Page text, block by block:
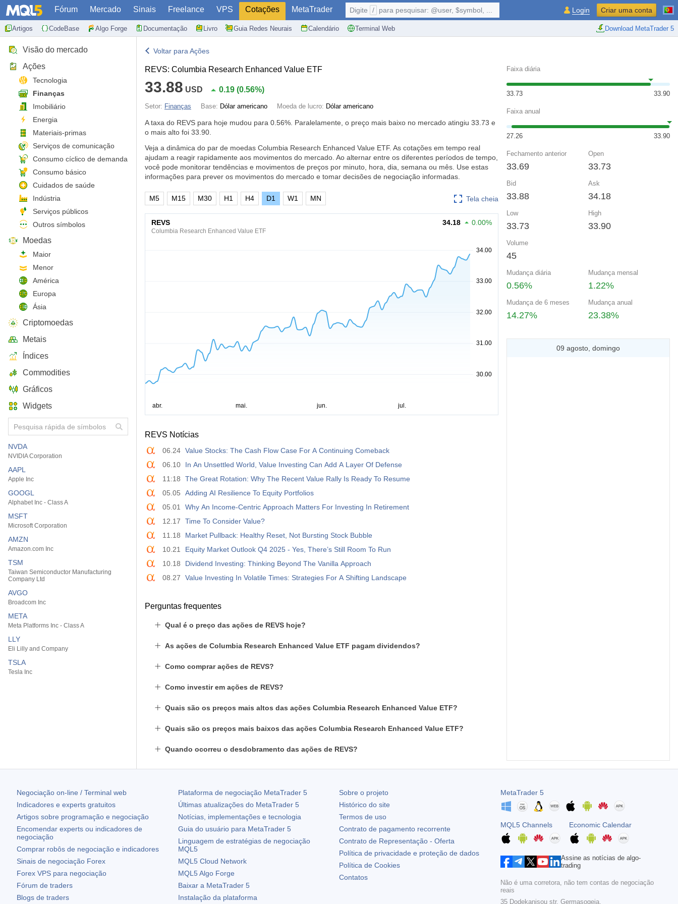
Fórum Mercado Sinais Freelance VPS Cotações MetaTrader
Artigos CodeBase Algo Forge Documentação Livro Guia Redes Neurais Calendário Terminal Web Download MetaTrader 5
Digite / para pesquisar: @user, $symbol, ... Login Criar uma conta
Visão do mercado
Ações
Tecnologia
Finanças
Imobiliário
Energia
Materiais-primas
Serviços de comunicação
Consumo cíclico de demanda
Consumo básico
Cuidados de saúde
Indústria
Serviços públicos
Outros símbolos
Moedas
Maior
Menor
América
Europa
Ásia
Criptomoedas
Metais
Índices
Commodities
Gráficos
Widgets
NVDA
NVIDIA Corporation
AAPL
Apple Inc
GOOGL
Alphabet Inc - Class A
MSFT
Microsoft Corporation
AMZN
Amazon.com Inc
TSM
Taiwan Semiconductor Manufacturing
Company Ltd
AVGO
Broadcom Inc
META
Meta Platforms Inc - Class A
LLY
Eli Lilly and Company
TSLA
Tesla Inc
Voltar para Ações
REVS: Columbia Research Enhanced Value ETF
33.88 USD 0.19 (0.56%)
Setor: Finanças Base: Dólar americano Moeda de lucro: Dólar americano
A taxa do REVS para hoje mudou para 0.56% . Paralelamente, o preço mais baixo no mercado atingiu 33.73 e
o mais alto foi 33.90.
Veja a dinâmica do par de moedas Columbia Research Enhanced Value ETF. As cotações em tempo real
ajudam a reagir rapidamente aos movimentos do mercado. Ao alternar entre os diferentes períodos de tempo,
você pode monitorar tendências e movimentos de preços por minuto, hora, dia, semana ou mês. Use estas
informações para prever os movimentos do mercado e tomar decisões de negociação informadas.
Tela cheia
M5 M15 M30 H1 H4 D1 W1 MN
REVS
Columbia Research Enhanced Value ETF
34.18 0.00%
REVS Notícias
06.24 Value Stocks: The Cash Flow Case For A Continuing Comeback
06.10
In An Unsettled World, Value Investing Can Add A Layer Of Defense
11:18
The Great Rotation: Why The Recent Value Rally Is Ready To Resume
05.05
Adding AI Resilience To Equity Portfolios
05.01
Why An Income-Centric Approach Matters For Investing In Retirement
12.17
Time To Consider Value?
11.18
Market Pullback: Healthy Reset, Not Bursting Stock Bubble
10.21
Equity Market Outlook Q4 2025 - Yes, There’s Still Room To Run
10.18
Dividend Investing: Thinking Beyond The Vanilla Approach
08.27
Value Investing In Volatile Times: Strategies For A Shifting Landscape
Perguntas frequentes
Qual é o preço das ações de REVS hoje?
As ações de Columbia Research Enhanced Value ETF pagam dividendos?
Como comprar ações de REVS?
Como investir em ações de REVS?
Quais são os preços mais altos das ações Columbia Research Enhanced Value ETF?
Quais são os preços mais baixos das ações Columbia Research Enhanced Value ETF?
Quando ocorreu o desdobramento das ações de REVS?
Faixa diária
33.73 33.90
Faixa anual
27.26 33.90
Fechamento anterior
33.69
Open
33.73
Bid
33.88
Ask
34.18
Low
33.73
High
33.90
Volume
45
Mudança diária
0.56%
Mudança mensal
1.22%
Mudança de 6 meses
14.27%
Mudança anual
23.38%
09 agosto, domingo
Negociação on-line / Terminal web
Indicadores e experts gratuitos
Artigos sobre programação e negociação
Encomendar experts ou indicadores de
negociação
Comprar robôs de negociação e indicadores
Sinais de negociação Forex
Forex VPS para negociação
Fórum de traders
Blogs de traders
Plataforma de negociação MetaTrader 5
Últimas atualizações do MetaTrader 5
Notícias, implementações e tecnologia
Guia do usuário para MetaTrader 5
Linguagem de estratégias de negociação
MQL5
MQL5 Cloud Network
MQL5 Algo Forge
Baixar a MetaTrader 5
Instalação da plataforma
Sobre o projeto
Histórico do site
Termos de uso
Contrato de pagamento recorrente
Contrato de Representação - Oferta
Política de privacidade e proteção de dados
Política de Cookies
Contatos
MetaTrader 5
MQL5 Channels Economic Calendar
Assine as notícias de algo-
trading
Não é uma corretora, não tem contas de negociação
reais
35 Dodekanisou str, Germasogeia,